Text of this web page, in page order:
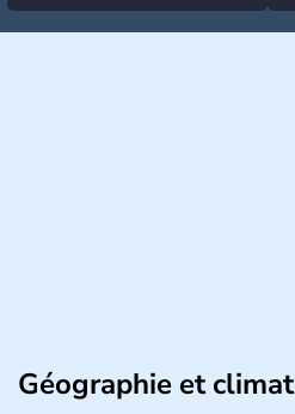
Géographie et climat